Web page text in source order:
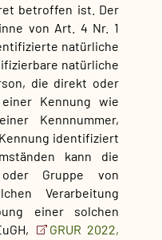
betroffen ist. Der
von Art. 4 Nr. 1
natürliche
natürliche
die direkt oder
Kennung wie
Kennnummer,
identifiziert
kann die
Gruppe von
Verarbeitung
einer solchen
GRUR 2022,